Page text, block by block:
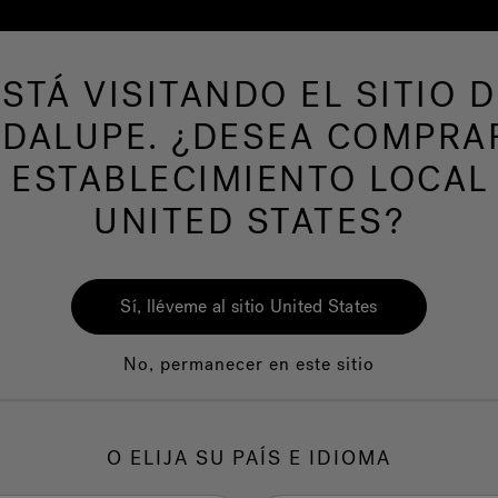
hidromasaje Más productos Nuestra
Servicio al
VISITANDO EL SITIO
¿DESEA
ESTABLECIMIENTO LOCAL
UNITED STATES?
Sí, lléveme al sitio United States
No, permanecer en este sitio
O ELIJA SU PAÍS E IDIOMA